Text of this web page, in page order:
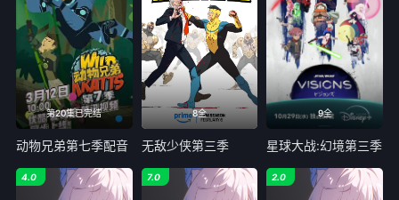
第20集已完结
动物兄弟第七季配音
8全
无敌少侠第三季
9全
星球大战:幻境第三季
4.0 7.0 2.0